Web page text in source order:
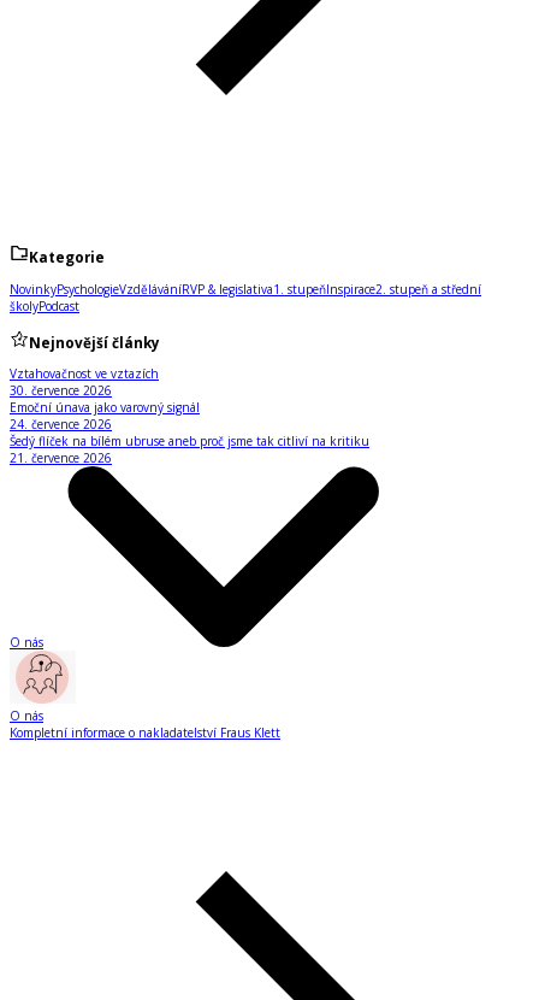
Kategorie
NovinkyPsychologieVzděláváníRVP & legislativa1. stupeňInspirace2. stupeň a střední
školyPodcast
Nejnovější články
Vztahovačnost ve vztazích
30. července 2026
Emoční únava jako varovný signál
24. července 2026
Šedý flíček na bílém ubruse aneb proč jsme tak citliví na kritiku
21. července 2026
O nás
O nás
Kompletní informace o nakladatelství Fraus Klett